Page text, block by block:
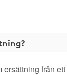
ersättning från